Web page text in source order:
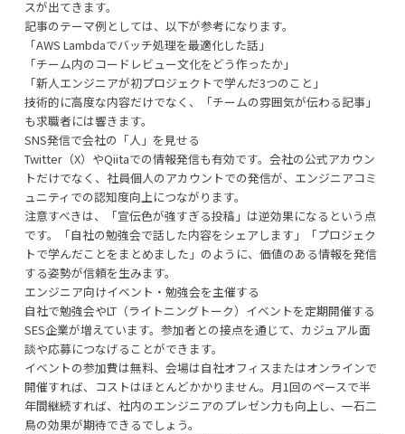
スが出てきます。
記事のテーマ例としては、以下が参考になります。
「AWS Lambdaでバッチ処理を最適化した話」
「チーム内のコードレビュー文化をどう作ったか」
「新人エンジニアが初プロジェクトで学んだ3つのこと」
技術的に高度な内容だけでなく、「チームの雰囲気が伝わる記事」
も求職者には響きます。
SNS発信で会社の「人」を見せる
Twitter（X）やQiitaでの情報発信も有効です。会社の公式アカウン
トだけでなく、社員個人のアカウントでの発信が、エンジニアコミ
ュニティでの認知度向上につながります。
注意すべきは、「宣伝色が強すぎる投稿」は逆効果になるという点
です。「自社の勉強会で話した内容をシェアします」「プロジェク
トで学んだことをまとめました」のように、価値のある情報を発信
する姿勢が信頼を生みます。
エンジニア向けイベント・勉強会を主催する
自社で勉強会やLT（ライトニングトーク）イベントを定期開催する
SES企業が増えています。参加者との接点を通じて、カジュアル面
談や応募につなげることができます。
イベントの参加費は無料、会場は自社オフィスまたはオンラインで
開催すれば、コストはほとんどかかりません。月1回のペースで半
年間継続すれば、社内のエンジニアのプレゼン力も向上し、一石二
鳥の効果が期待できるでしょう。